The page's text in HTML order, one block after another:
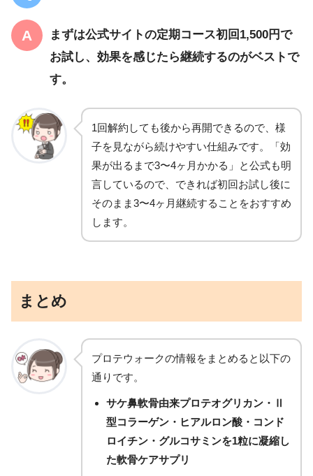
まずは公式サイトの定期コース初回1,500円で
お試し、効果を感じたら継続するのがベストで
す。
1回解約しても後から再開できるので、様
子を見ながら続けやすい仕組みです。「効
果が出るまで3〜4ヶ月かかる」と公式も明
言しているので、できれば初回お試し後に
そのまま3〜4ヶ月継続することをおすすめ
します。
まとめ
プロテウォークの情報をまとめると以下の
通りです。
サケ鼻軟骨由来プロテオグリカン・Ⅱ
型コラーゲン・ヒアルロン酸・コンド
ロイチン・グルコサミンを1粒に凝縮し
た軟骨ケアサプリ